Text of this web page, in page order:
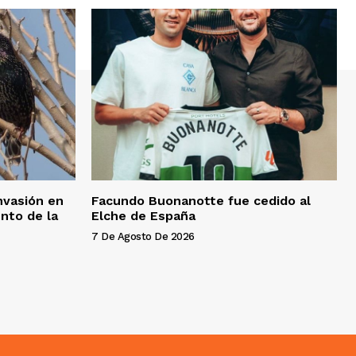
en
de la
Facundo Buonanotte fue cedido al
Elche de España
7 De Agosto De 2026